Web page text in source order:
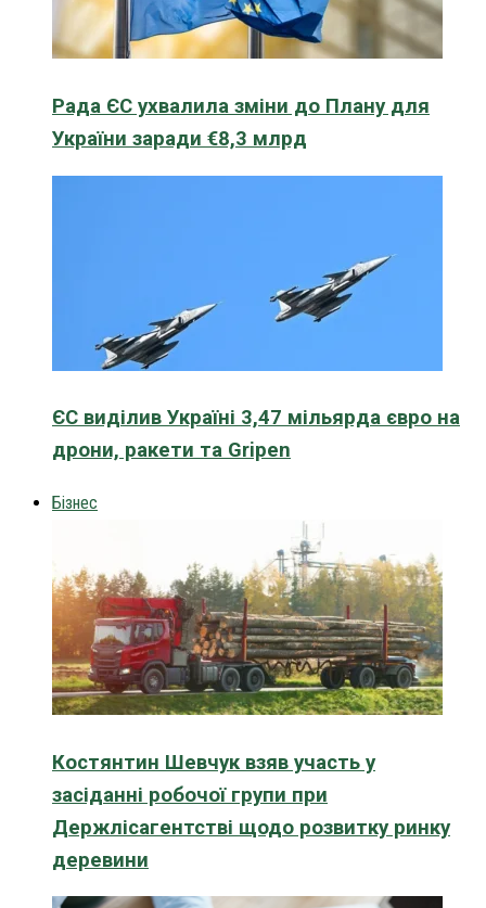
Рада ЄС ухвалила зміни до Плану для
України заради €8,3 млрд
ЄС виділив Україні 3,47 мільярда євро на
дрони, ракети та Gripen
Бізнес
Костянтин Шевчук взяв участь у
засіданні робочої групи при
Держлісагентстві щодо розвитку ринку
деревини